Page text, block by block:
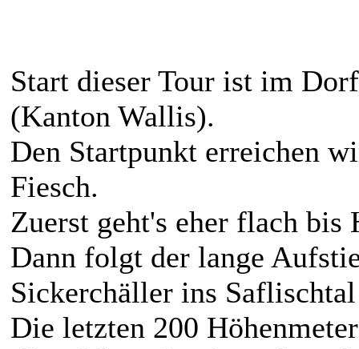
Start dieser Tour ist im
(Kanton Wallis).
Den Startpunkt erreichen
Fiesch.
Zuerst geht's eher flach bis
Dann folgt der lange
Sickerchäller ins
Die letzten 200